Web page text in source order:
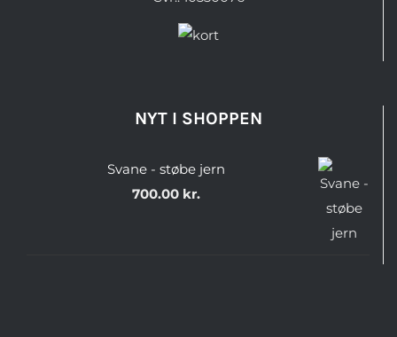
NYT I SHOPPEN
Svane - støbe jern
700.00 kr.